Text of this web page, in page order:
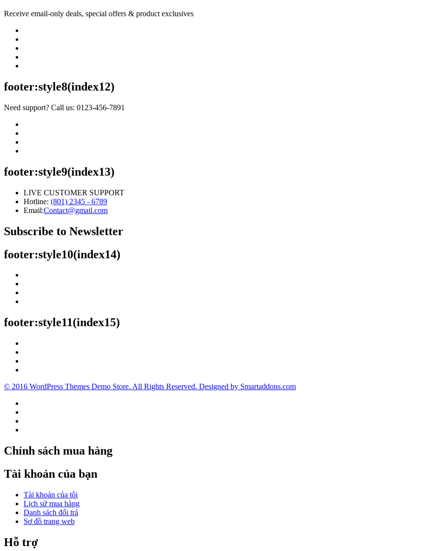
Receive email-only deals, special offers & product exclusives
footer:style8(index12)
Need support? Call us: 0123-456-7891
footer:style9(index13)
LIVE CUSTOMER SUPPORT
Hotline: (801) 2345 - 6789
Email:Contact@gmail.com
Subscribe to Newsletter
footer:style10(index14)
footer:style11(index15)
© 2016 WordPress Themes Demo Store. All Rights Reserved. Designed by Smartaddons.com
Chính sách mua hàng
Tài khoản của bạn
Tài khoản của tôi
Lịch sử mua hàng
Danh sách đổi trả
Sơ đồ trang web
Hỗ trợ